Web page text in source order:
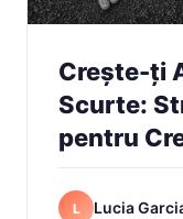
Crește-ți
Scurte:
pentru
L Lucia